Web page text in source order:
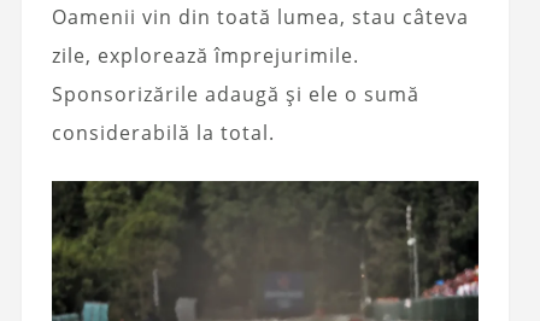
Oamenii vin din toată lumea, stau câteva
zile, explorează împrejurimile.
Sponsorizările adaugă și ele o sumă
considerabilă la total.